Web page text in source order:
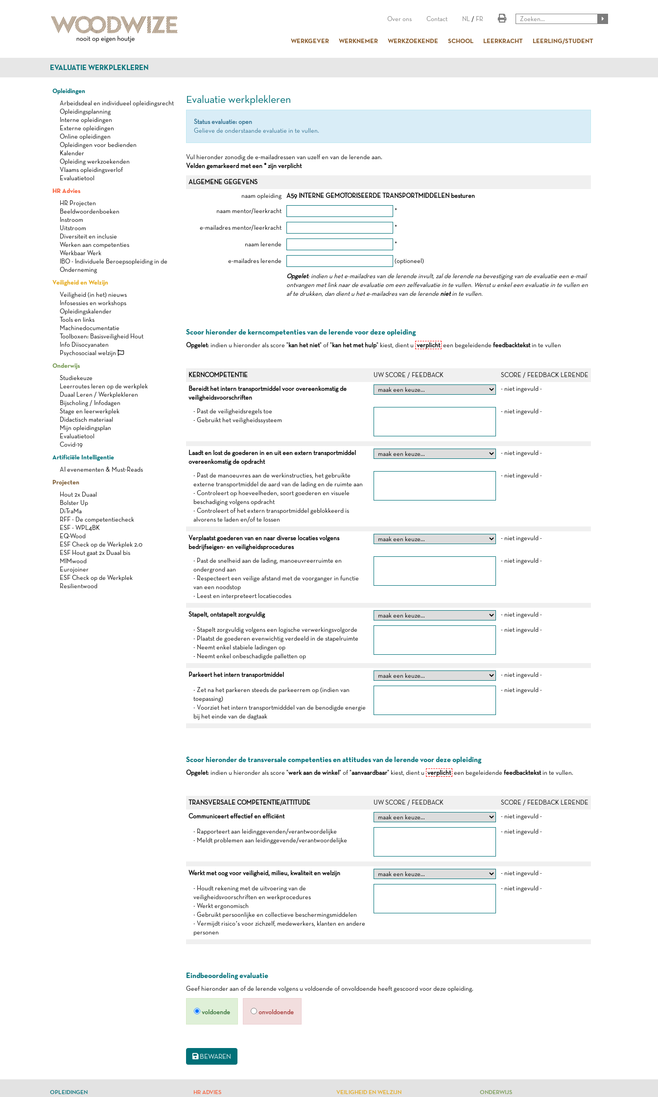
Over ons Contact NL / FR
WERKGEVER WERKNEMER WERKZOEKENDE SCHOOL LEERKRACHT LEERLING/STUDENT
EVALUATIE WERKPLEKLEREN
Opleidingen
Arbeidsdeal en individueel opleidingsrecht
Opleidingsplanning
Interne opleidingen
Externe opleidingen
Online opleidingen
Opleidingen voor bedienden
Kalender
Opleiding werkzoekenden
Vlaams opleidingsverlof
Evaluatietool
HR Advies
HR Projecten
Beeldwoordenboeken
Instroom
Uitstroom
Diversiteit en inclusie
Werken aan competenties
Werkbaar Werk
IBO - Individuele Beroepsopleiding in de
Onderneming
Veiligheid en Welzijn
Veiligheid (in het) nieuws
Infosessies en workshops
Opleidingskalender
Tools en links
Machinedocumentatie
Toolboxen: Basisveiligheid Hout
Info Diisocyanaten
Psychosociaal welzijn
Onderwijs
Studiekeuze
Leerroutes leren op de werkplek
Duaal Leren / Werkplekleren
Bijscholing / Infodagen
Stage en leerwerkplek
Didactisch materiaal
Mijn opleidingsplan
Evaluatietool
Covid-19
Artificiële Intelligentie
AI evenementen & Must-Reads
Projecten
Hout 2x Duaal
Bolster Up
DiTraMa
RFF - De competentiecheck
ESF - WPL4BK
EQ-Wood
ESF Check op de Werkplek 2.0
ESF Hout gaat 2x Duaal bis
MIMwood
Eurojoiner
ESF Check op de Werkplek
Resilientwood
Evaluatie werkplekleren
Status evaluatie: open
Gelieve de onderstaande evaluatie in te vullen.
Vul hieronder zonodig de e-mailadressen van uzelf en van de lerende aan.
Velden gemarkeerd met een * zijn verplicht
ALGEMENE GEGEVENS
naam opleiding
A59 INTERNE GEMOTORISEERDE TRANSPORTMIDDELEN besturen
naam mentor/leerkracht *
e-mailadres mentor/leerkracht *
naam lerende *
e-mailadres lerende (optioneel)
Opgelet: indien u het e-mailadres van de lerende invult, zal de lerende na bevestiging van de evaluatie een e-mail
ontvangen met link naar de evaluatie om een zelfevaluatie in te vullen. Wenst u enkel een evaluatie in te vullen en
af te drukken, dan dient u het e-mailadres van de lerende nietin te vullen.
Scoor hieronder de kerncompetenties van de lerende voor deze opleiding
Opgelet: indien u hieronder als score "kan het niet" of "kan het met hulp" kiest, dient u verplichteen begeleidende feedbacktekstin te vullen
KERNCOMPETENTIE UW SCORE / FEEDBACK
SCORE / FEEDBACK LERENDE
Bereidt het intern transportmiddel voor overeenkomstig de
veiligheidsvoorschriften
- niet ingevuld -
- Past de veiligheidsregels toe
- Gebruikt het veiligheidssysteem
- niet ingevuld -
Laadt en lost de goederen in en uit een extern transportmiddel
overeenkomstig de opdracht
- niet ingevuld -
- Past de manoeuvres aan de werkinstructies, het gebruikte
externe transportmiddel de aard van de lading en de ruimte aan
- Controleert op hoeveelheden, soort goederen en visuele
beschadiging volgens opdracht
- Controleert of het extern transportmiddel geblokkeerd is
alvorens te laden en/of te lossen
- niet ingevuld -
Verplaatst goederen van en naar diverse locaties volgens
bedrijfseigen- en veiligheidsprocedures
- niet ingevuld -
- Past de snelheid aan de lading, manoeuvreerruimte en
ondergrond aan
- Respecteert een veilige afstand met de voorganger in functie
van een noodstop
- Leest en interpreteert locatiecodes
- niet ingevuld -
Stapelt, ontstapelt zorgvuldig - niet ingevuld -
- Stapelt zorgvuldig volgens een logische verwerkingsvolgorde
- Plaatst de goederen evenwichtig verdeeld in de stapelruimte
- Neemt enkel stabiele ladingen op
- Neemt enkel onbeschadigde palletten op
- niet ingevuld -
Parkeert het intern transportmiddel - niet ingevuld -
- Zet na het parkeren steeds de parkeerrem op (indien van
toepassing)
- Voorziet het intern transportmidddel van de benodigde energie
bij het einde van de dagtaak
- niet ingevuld -
Scoor hieronder de transversale competenties en attitudes van de lerende voor deze opleiding
Opgelet: indien u hieronder als score "werk aan de winkel " of "aanvaardbaar" kiest, dient u verplichteen begeleidende feedbacktekstin te vullen.
TRANSVERSALE COMPETENTIE/ATTITUDE UW SCORE / FEEDBACK
SCORE / FEEDBACK LERENDE
Communiceert effectief en efficiënt
- niet ingevuld -
- Rapporteert aan leidinggevenden/verantwoordelijke
- Meldt problemen aan leidinggevende/verantwoordelijke
- niet ingevuld -
Werkt met oog voor veiligheid, milieu, kwaliteit en welzijn - niet ingevuld -
- Houdt rekening met de uitvoering van de
veiligheidsvoorschriften en werkprocedures
- Werkt ergonomisch
- Gebruikt persoonlijke en collectieve beschermingsmiddelen
- Vermijdt risico’s voor zichzelf, medewerkers, klanten en andere
personen
- niet ingevuld -
Eindbeoordeling evaluatie
Geef hieronder aan of de lerende volgens u voldoende of onvoldoende heeft gescoord voor deze opleiding.
voldoende onvoldoende
BEWAREN
OPLEIDINGEN HR ADVIES VEILIGHEID EN WELZIJN ONDERWIJS